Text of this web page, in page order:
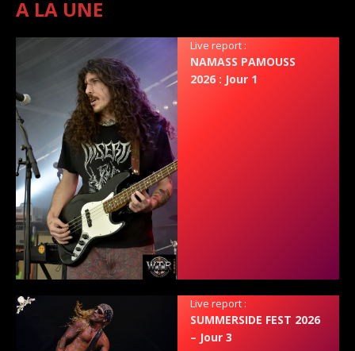
A LA UNE
Live report :
NAMASS PAMOUSS
2026 : Jour 1
Live report :
SUMMERSIDE FEST 2026
– Jour 3